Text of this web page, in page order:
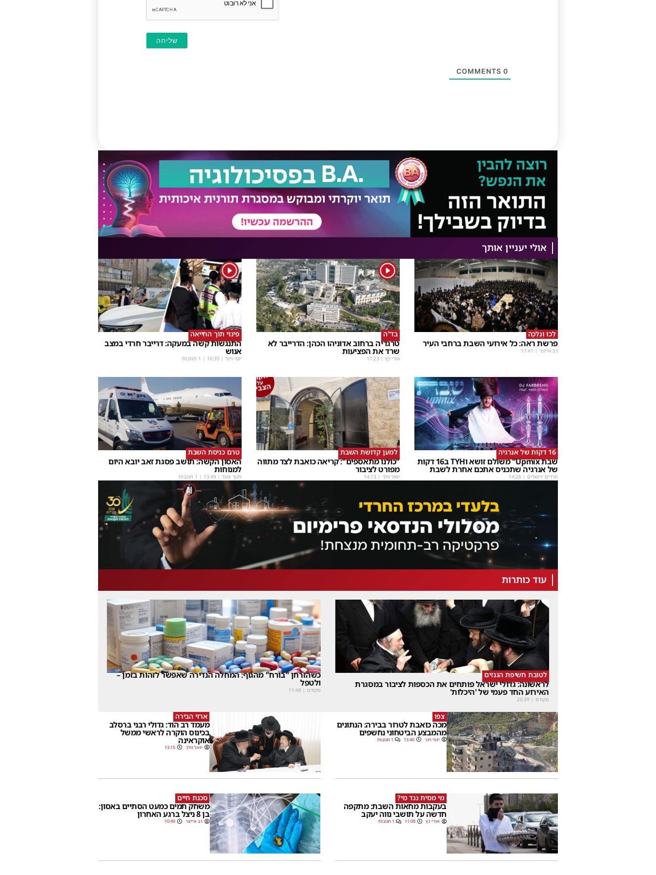
0
אולי יעניין אותך
לְכוּ וְנֵלְכָה
פרשת ראה: כל אירועי השבת ברחבי העיר
דב אייזנר |
17:41
1
בד"ה
טרגדיה ברחוב אדוניהו הכהן: הדרייבר לא
שרד את הפציעות
אורי כץ |
17:23
1
פינוי תוך החייאה
התנגשות קשה במעקה: דרייבר חרדי במצב
אנוש
יוסי וינר |
16:35 | 1 תגובות
16 דקות של אנרגיה
שבת Upmix" משולם זושא וTYH ב16 דקות
של אנרגיה שתכניס אתכם אחרת לשבת
חרדים ירושלים |
14:26
למען קדושת השבת
"כולנו מתאספים": קריאה כואבת לצד מתווה
מפורט לציבור
יואל וולך |
14:13
טרם כניסת השבת
האסון הקשה: תושב פסגת זאב יובא היום
למנוחות
חנוך פוגל |
13:49 | 1 תגובות
עוד כותרות
לטובת חשיפת הגנזים
לראשונה: גדולי ישראל פותחים את הכספות לציבור במסגרת
האירוע החד פעמי של 'היכלות'
מקודם |
20:39
כשהזרחן "בורח" מהגוף: המחלה הנדירה שאפשר לזהות בזמן –
ולטפל
מקודם |
11:48
צפו
מכה כואבת לטרור בבירה: הנתונים
מהמבצע הביטחוני נחשפים
יוסי וינר 13:40 1 תגובות
ארזי הבירה
מעמד רב הוד: גדולי רבני ברסלב
בכינוס הוקרה לראשי ממשל
אוקראינה
יואל וולך 13:15
מי מסית נגד מי?
בעקבות מחאות השבת: מתקפה
חדשה על תושבי נווה יעקב
אורי כץ 11:08 1 תגובות
סכנת חיים
משחק תמים כמעט הסתיים באסון:
בן 8 ניצל ברגע האחרון
דב אייזנר 10:49